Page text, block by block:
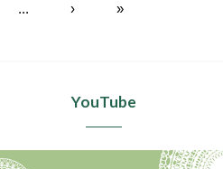
... › »
YouTube